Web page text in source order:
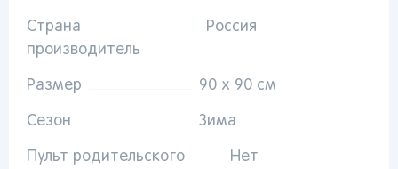
Страна
производитель
Россия
Размер 90 х 90 см
Сезон Зима
Пульт родительского
Нет
Забыли свой пароль?
Регистрация
получать индивидуальные рекомендации
Киров
Липецк
Махачкала
Киров
Тольятти
Екатеринбург
Новосибирск